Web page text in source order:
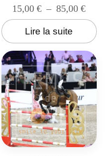
15,00€ – 85,00€
Lire la suite